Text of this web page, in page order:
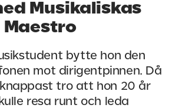
Musikaliskas
Maestro
bytte hon den
mot dirigentpinnen. Då
tro att hon 20 år
resa runt och leda